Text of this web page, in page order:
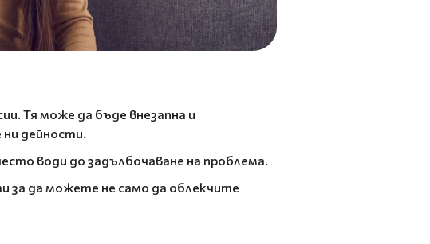
Тя може да бъде внезапна и
дейности.
води до задълбочаване на проблема.
за да можете не само да облекчите